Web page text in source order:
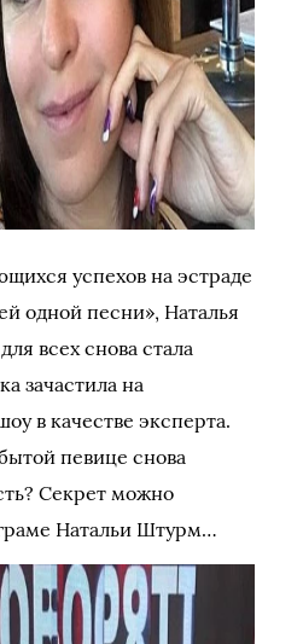
успехов на эстраде
одной песни», Наталья
всех снова стала
зачастила на
в качестве эксперта.
певице снова
Секрет можно
Натальи Штурм…